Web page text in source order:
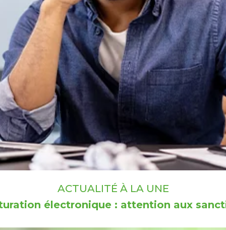
ACTUALITÉ À LA UNE
électronique : attention aux